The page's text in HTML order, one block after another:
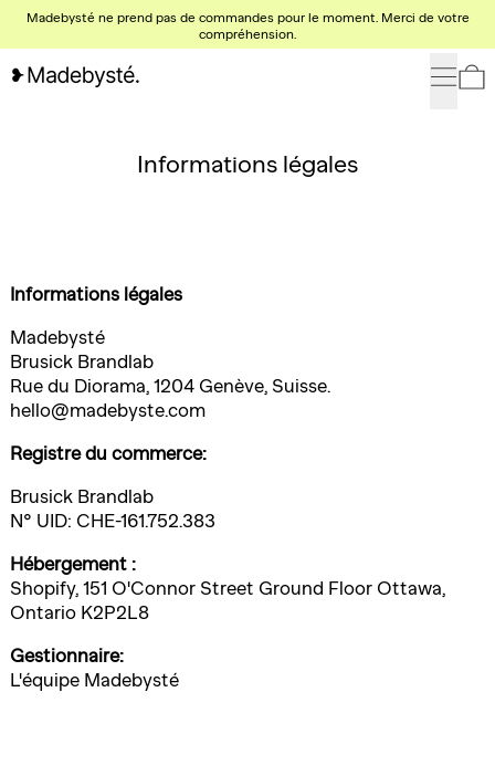
Madebysté ne prend pas de commandes pour le moment. Merci de votre
compréhension.
Menu
Informations légales
Informations légales
Madebysté
Brusick Brandlab
Rue du Diorama, 1204 Genève, Suisse.
hello@madebyste.com
Registre du commerce:
Brusick Brandlab
N° UID: CHE-161.752.383
Hébergement :
Shopify, 151 O'Connor Street Ground Floor Ottawa,
Ontario K2P2L8
Gestionnaire:
L'équipe Madebysté